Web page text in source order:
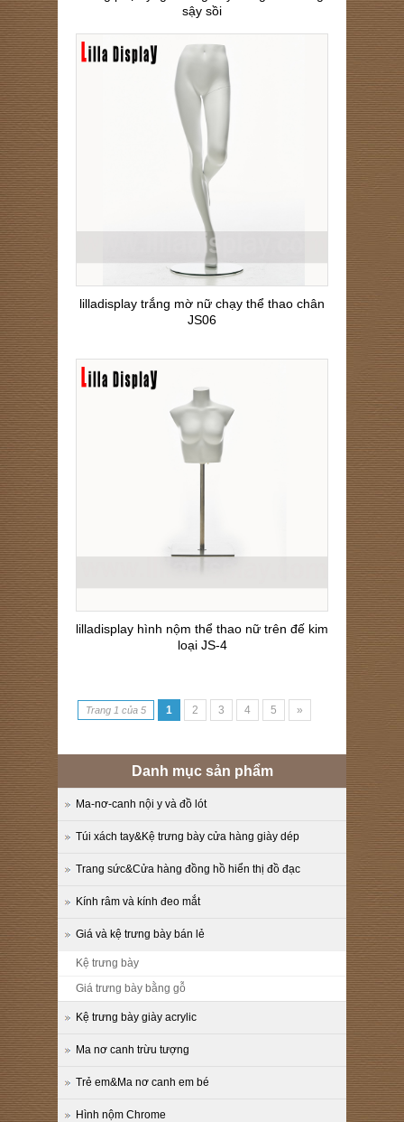
sậy sồi
lilladisplay trắng mờ nữ chạy thể thao chân
JS06
lilladisplay hình nộm thể thao nữ trên đế kim
loại JS-4
Trang 1 của 5 1 2 3 4 5 »
Danh mục sản phẩm
Ma-nơ-canh nội y và đồ lót
Túi xách tay&Kệ trưng bày cửa hàng giày dép
Trang sức&Cửa hàng đồng hồ hiển thị đồ đạc
Kính râm và kính đeo mắt
Giá và kệ trưng bày bán lẻ
Kệ trưng bày
Giá trưng bày bằng gỗ
Kệ trưng bày giày acrylic
Ma nơ canh trừu tượng
Trẻ em&Ma nơ canh em bé
Hình nộm Chrome